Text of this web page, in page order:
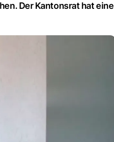
Der Kantonsrat hat eine